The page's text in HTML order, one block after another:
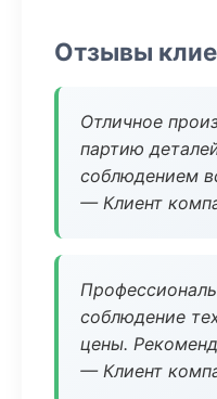
Отзывы
Отличное
партию
соблюдением
— Клиент
соблюдение
цены.
— Клиент